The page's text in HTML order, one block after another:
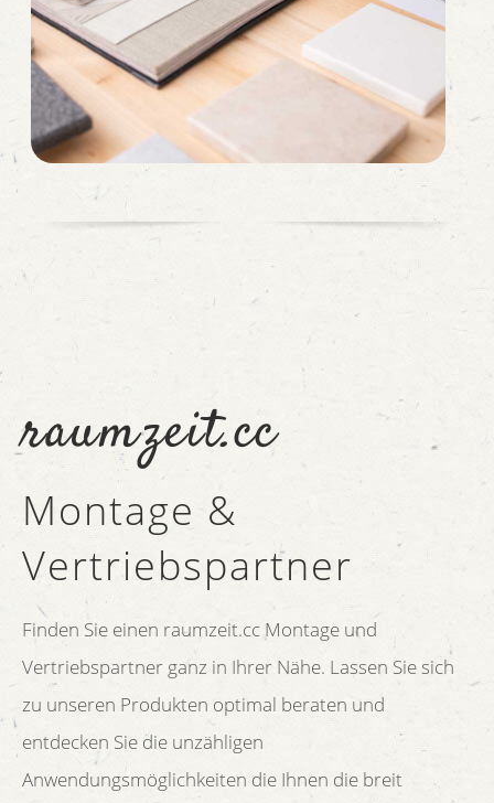
raumzeit.cc
Montage &
Vertriebspartner
Finden Sie einen raumzeit.cc Montage und
Vertriebspartner ganz in Ihrer Nähe. Lassen Sie sich
zu unseren Produkten optimal beraten und
entdecken Sie die unzähligen
Anwendungsmöglichkeiten die Ihnen die breit